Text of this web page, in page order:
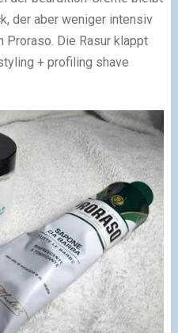
der aber weniger intensiv
Proraso. Die Rasur klappt
+ profiling shave